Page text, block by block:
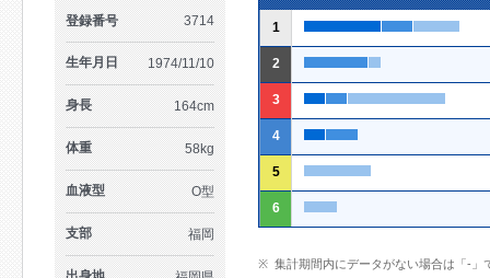
登録番号 3714
生年月日 1974/11/10
身長 164cm
体重 58kg
血液型 O型
支部 福岡
1
2
3
4
5
6
集計期間内にデータがない場合は「-」